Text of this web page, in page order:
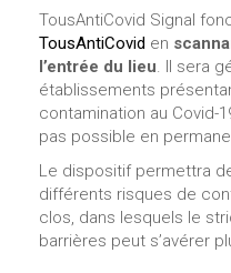
TousAntiCovid Signal
TousAntiCovid en
l’entrée du lieu. Il sera
établissements
contamination au Covid-
pas possible en
Le dispositif permettra
différents risques de
clos, dans lesquels le
barrières peut s’avérer